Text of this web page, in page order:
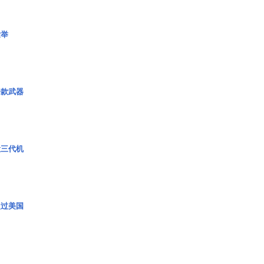
武器
代机
美国